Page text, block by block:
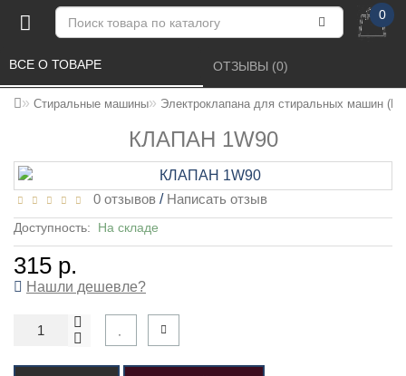
0
Стиральные машины Электроклапана для стиральных машин
КЛАПАН 1W90
ВСЕ О ТОВАРЕ ОТЗЫВЫ (0)
0 отзывов / Написать отзыв
Доступность: На складе
315 р.
Нашли дешевле?